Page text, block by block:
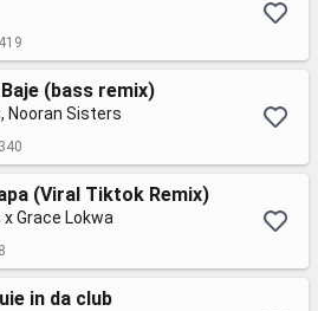
419
(bass remix)
Nooran Sisters
340
(Viral Tiktok Remix)
Grace Lokwa
8
in da club